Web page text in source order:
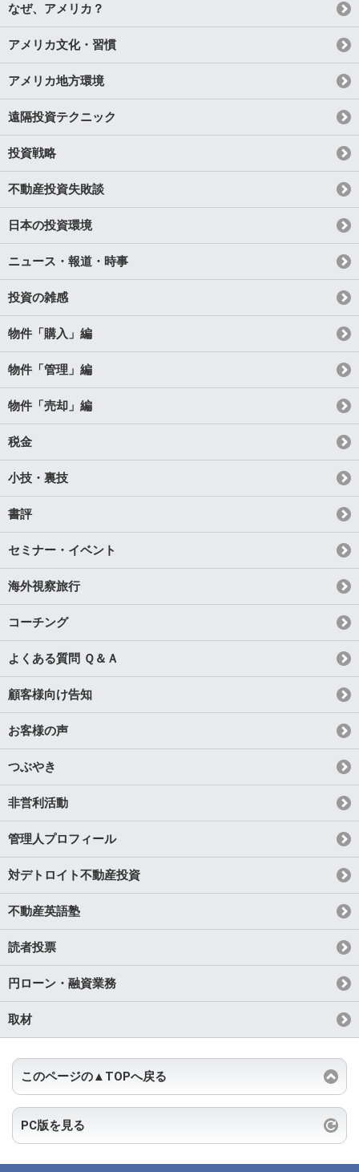
なぜ、アメリカ？
アメリカ文化・習慣
アメリカ地方環境
遠隔投資テクニック
投資戦略
不動産投資失敗談
日本の投資環境
ニュース・報道・時事
投資の雑感
物件「購入」編
物件「管理」編
物件「売却」編
税金
小技・裏技
書評
セミナー・イベント
海外視察旅行
コーチング
よくある質問 Ｑ＆Ａ
顧客様向け告知
お客様の声
つぶやき
非営利活動
管理人プロフィール
対デトロイト不動産投資
不動産英語塾
読者投票
円ローン・融資業務
取材
このページの▲TOPへ戻る
PC版を見る